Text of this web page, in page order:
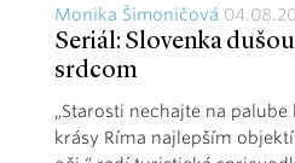
Monika Šimoničová
Seriál: Slovenka
srdcom
„Starosti nechajte na
krásy Ríma najlepším